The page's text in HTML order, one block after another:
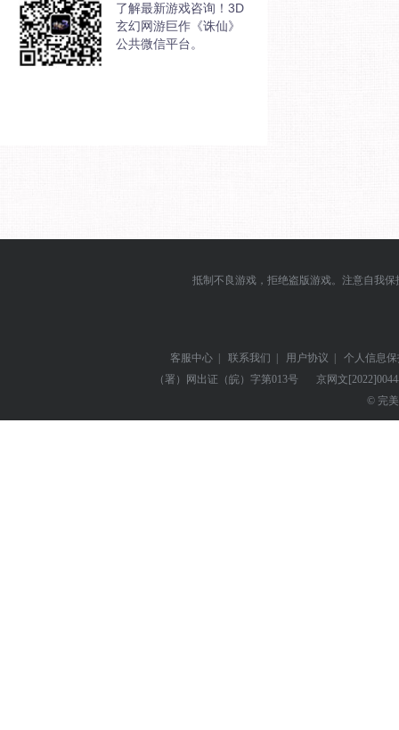
了解最新游戏咨询！3D
玄幻网游巨作《诛仙》
公共微信平台。
抵制不良游戏，拒绝盗版游戏。注意自我
客服中心 | 联系我们 | 用户协议 |
个人信息
（署）网出证（皖）字第013号
京网文
© 完美